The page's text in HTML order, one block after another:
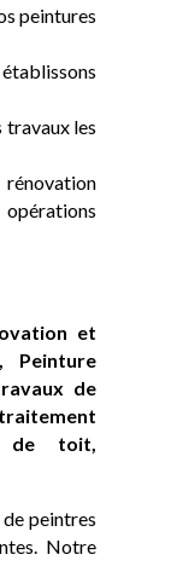
peintures
travaux les
rénovation
opérations
et
Peinture
de
de toit,
peintres
Notre